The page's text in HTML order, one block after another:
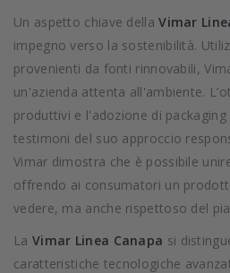
Un aspetto chiave dellaVimar
impegno verso la sostenibilità.
provenienti da fonti rinnovabili,
un'azienda attenta all'ambiente.
produttivi e l'adozione di
testimoni del suo approccio
Vimar dimostra che è possibile
offrendo ai consumatori un
vedere, ma anche rispettoso del
La Vimar Linea Canapa si
caratteristiche tecnologiche